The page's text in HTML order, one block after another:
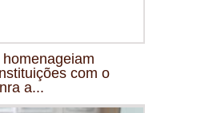
com o
a...